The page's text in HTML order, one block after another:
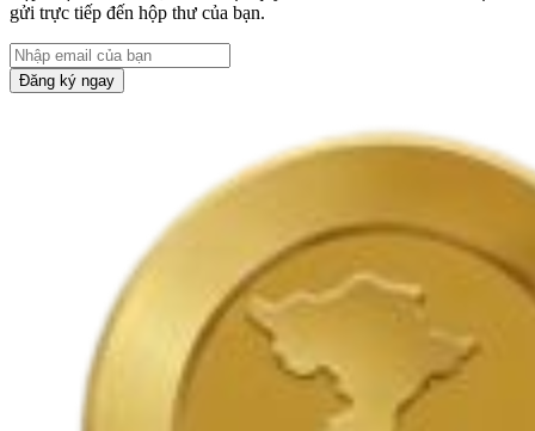
gửi trực tiếp đến hộp thư của bạn.
Đăng ký ngay